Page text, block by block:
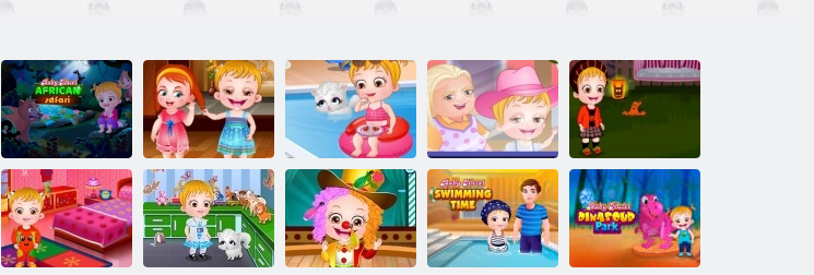
Baby-Hazel:
African Safari
Baby-Hazel lernt
Manieren
Baby-Hazel-
Sommer-Spaß
Baby Hazel
Granny Haus
Baby-Hazel
Kürbis-Party